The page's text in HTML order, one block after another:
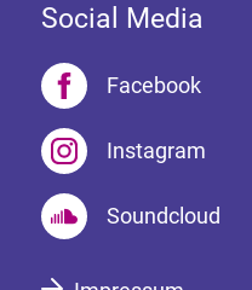
Social Media
Facebook
Instagram
Soundcloud